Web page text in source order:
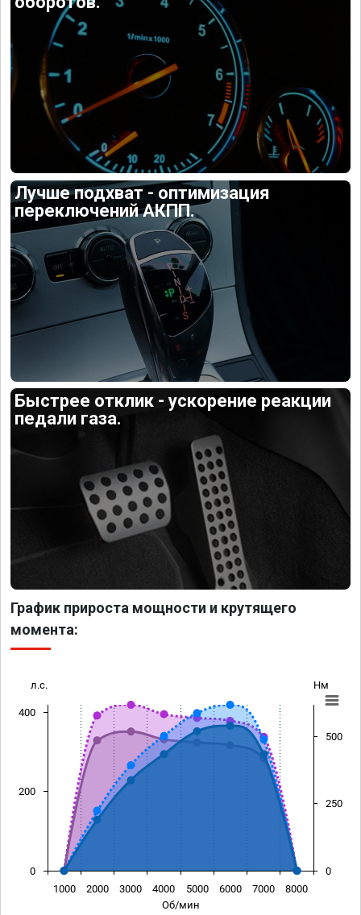
Лучше подхват - оптимизация
переключений АКПП.
Быстрее отклик - ускорение реакции
педали газа.
График прироста мощности и крутящего
момента:
Об/мин
л.с. Нм
1000 2000 3000 4000 5000 6000 7000 8000
0
200
400
0
250
500